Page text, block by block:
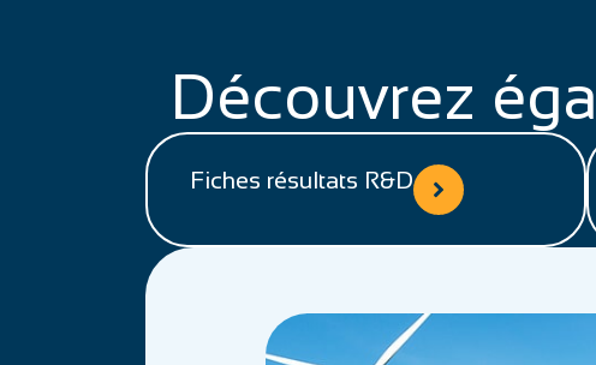
Découvrez
Fiches résultats R&D